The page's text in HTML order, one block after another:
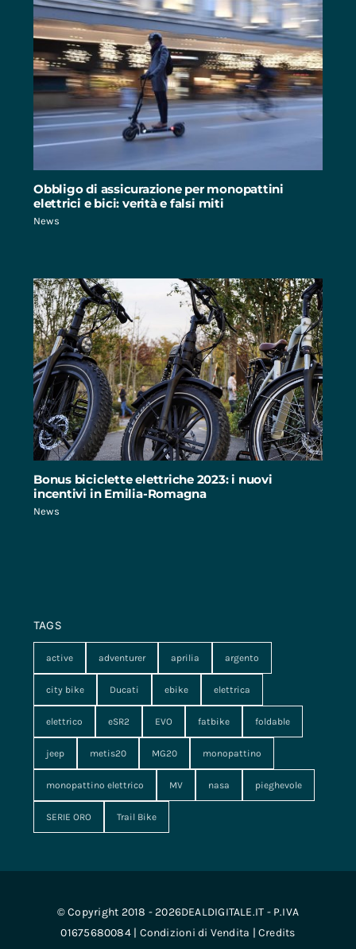
Obbligo di assicurazione per monopattini
elettrici e bici: verità e falsi miti
News
Bonus biciclette elettriche 2023: i nuovi
incentivi in Emilia-Romagna
News
TAGS
active adventurer aprilia argento
city bike Ducati ebike elettrica
elettrico eSR2 EVO fatbike foldable
jeep metis20 MG20 monopattino
monopattino elettrico MV nasa pieghevole
SERIE ORO Trail Bike
© Copyright 2018 - 2026DEALDIGITALE.IT - P.IVA
01675680084 | Condizioni di Vendita | Credits